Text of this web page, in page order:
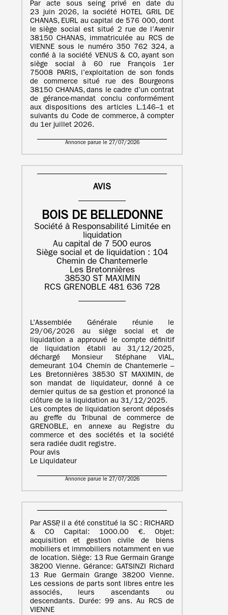
Par acte sous seing privé en date du
23 juin 2026, la société HOTEL GRIL DE
CHANAS, EURL au capital de 576 000, dont
le siège social est situé 2 rue de l’Avenir
38150 CHANAS, immatriculée au RCS de
VIENNE sous le numéro 350 762 324, a
confié à la société VENUS & CO, ayant son
siège social à 60 rue François 1er
75008 PARIS, l’exploitation de son fonds
de commerce situé rue des Bourgeons
38150 CHANAS, dans le cadre d’un contrat
de gérance-mandat conclu conformément
aux dispositions des articles L.146–1 et
suivants du Code de commerce, à compter
du 1er juillet 2026.
Annonce parue le 27/07/2026
AVIS
BOIS DE BELLEDONNE
Société à Responsabilité Limitée en
liquidation
Au capital de 7 500 euros
Siège social et de liquidation : 104
Chemin de Chantemerle
Les Bretonnières
38530 ST MAXIMIN
RCS GRENOBLE 481 636 728
L’Assemblée Générale réunie le
29/06/2026 au siège social et de
liquidation a approuvé le compte définitif
de liquidation établi au 31/12/2025,
déchargé Monsieur Stéphane VIAL,
demeurant 104 Chemin de Chantemerle –
Les Bretonnières 38530 ST MAXIMIN, de
son mandat de liquidateur, donné à ce
dernier quitus de sa gestion et prononcé la
clôture de la liquidation au 31/12/2025.
Les comptes de liquidation seront déposés
au greffe du Tribunal de commerce de
GRENOBLE, en annexe au Registre du
commerce et des sociétés et la société
sera radiée dudit registre.
Pour avis
Le Liquidateur
Annonce parue le 27/07/2026
Par ASSP, il a été constitué la SC : RICHARD
& CO Capital: 1000.00 €. Objet:
acquisition et gestion civile de biens
mobiliers et immobiliers notamment en vue
de location. Siège: 13 Rue Germain Grange
38200 Vienne. Gérance: GATSINZI Richard
13 Rue Germain Grange 38200 Vienne.
Les cessions de parts sont libres entre les
associés, leurs ascendants ou
descendants. Durée: 99 ans. Au RCS de
VIENNE